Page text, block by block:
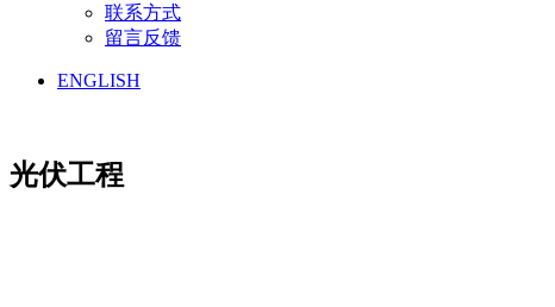
联系方式
留言反馈
ENGLISH
光伏工程